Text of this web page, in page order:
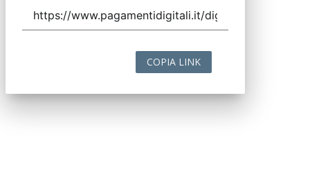
COPIA LINK